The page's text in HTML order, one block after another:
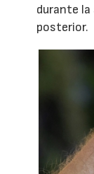
durante
posterior.